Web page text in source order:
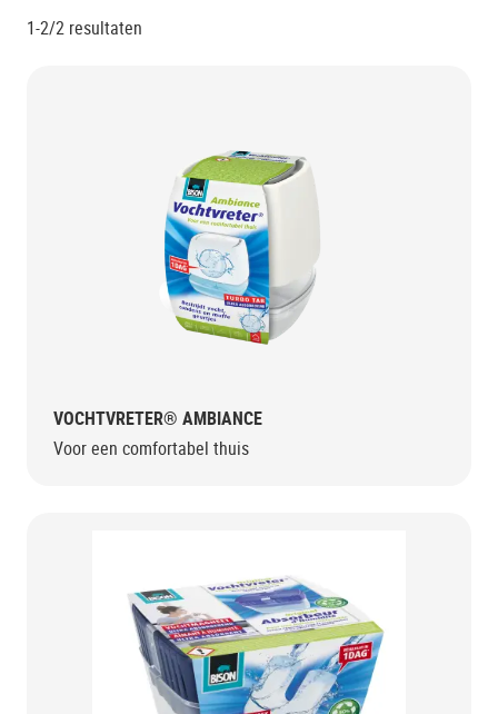
1-2/2 resultaten
VOCHTVRETER® AMBIANCE
Voor een comfortabel thuis